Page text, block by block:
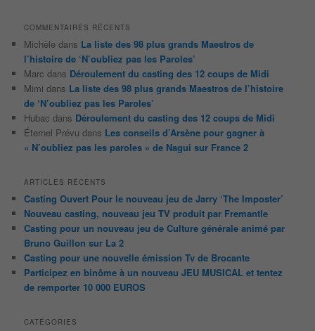
COMMENTAIRES RÉCENTS
Michèle dans La liste des 98 plus grands Maestros de
l’histoire de ‘N’oubliez pas les Paroles’
Marc dans Déroulement du casting des 12 coups de Midi
Mimi dans La liste des 98 plus grands Maestros de l’histoire
de ‘N’oubliez pas les Paroles’
Hubac dans Déroulement du casting des 12 coups de Midi
Éternel Prévu dans Les conseils d’Arsène pour gagner à
« N’oubliez pas les paroles » de Nagui sur France 2
ARTICLES RÉCENTS
Casting Ouvert Pour le nouveau jeu de Jarry ‘The Imposter’
Nouveau casting, nouveau jeu TV produit par Fremantle
Casting pour un nouveau jeu de Culture générale animé par
Bruno Guillon sur La 2
Casting pour une nouvelle émission Tv de Brocante
Participez en binôme à un nouveau JEU MUSICAL et tentez
de remporter 10 000 EUROS
CATÉGORIES